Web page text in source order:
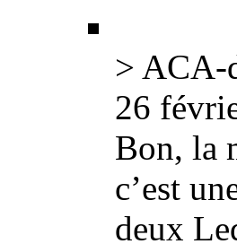
> ACA-
26
Bon, la
c’est
deux